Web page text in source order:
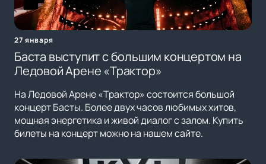
27 января
Баста выступит с большим концертом на
Ледовой Арене «Трактор»
На Ледовой Арене «Трактор» состоится большой
концерт Басты. Более двух часов любимых хитов,
мощная энергетика и живой диалог с залом. Купить
билеты на концерт можно на нашем сайте.